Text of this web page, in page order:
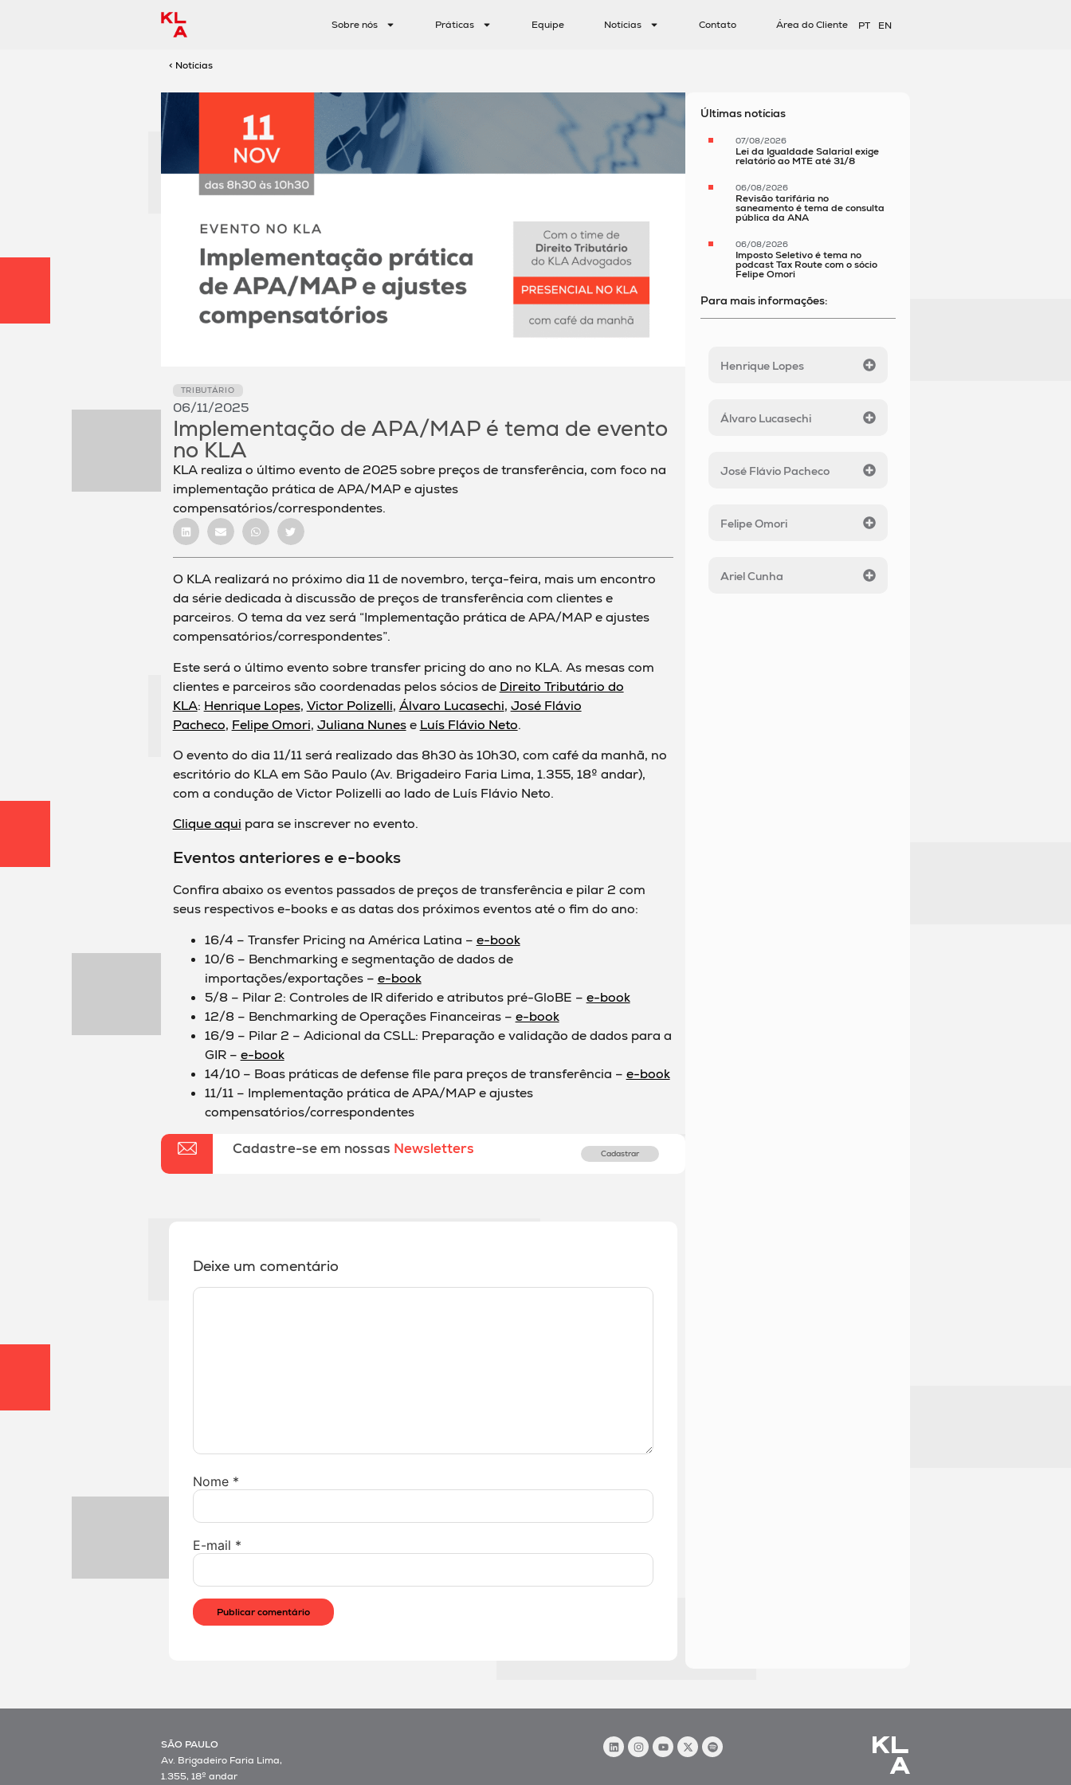
Sobre nós Práticas Equipe Notícias Contato Área do Cliente PT EN
< Notícias
TRIBUTÁRIO
06/11/2025
Implementação de APA/MAP é tema de evento
no KLA
KLA realiza o último evento de 2025 sobre preços de transferência, com foco na
implementação prática de APA/MAP e ajustes
compensatórios/correspondentes.
O KLA realizará no próximo dia 11 de novembro, terça-feira, mais um encontro
da série dedicada à discussão de preços de transferência com clientes e
parceiros. O tema da vez será “Implementação prática de APA/MAP e ajustes
compensatórios/correspondentes”.
Este será o último evento sobre transfer pricing do ano no KLA. As mesas com
clientes e parceiros são coordenadas pelos sócios de Direito Tributário do
KLA: Henrique Lopes, Victor Polizelli, Álvaro Lucasechi, José Flávio
Pacheco, Felipe Omori, Juliana Nunese Luís Flávio Neto.
O evento do dia 11/11 será realizado das 8h30 às 10h30, com café da manhã, no
escritório do KLA em São Paulo (Av. Brigadeiro Faria Lima, 1.355, 18º andar),
com a condução de Victor Polizelli ao lado de Luís Flávio Neto.
Clique aqui para se inscrever no evento.
Eventos anteriores e e-books
Confira abaixo os eventos passados de preços de transferência e pilar 2 com
seus respectivos e-books e as datas dos próximos eventos até o fim do ano:
16/4 – Transfer Pricing na América Latina – e-book
10/6 – Benchmarking e segmentação de dados de
importações/exportações – e-book
5/8 – Pilar 2: Controles de IR diferido e atributos pré-GloBE – e-book
12/8 – Benchmarking de Operações Financeiras – e-book
16/9 – Pilar 2 – Adicional da CSLL: Preparação e validação de dados para a
GIR – e-book
14/10 – Boas práticas de defense file para preços de transferência – e-book
11/11 – Implementação prática de APA/MAP e ajustes
compensatórios/correspondentes
Cadastre-se em nossas Newsletters Cadastrar
Deixe um comentário
Nome *
E-mail *
Últimas notícias
07/08/2026
Lei da Igualdade Salarial exige
relatório ao MTE até 31/8
06/08/2026
Revisão tarifária no
saneamento é tema de consulta
pública da ANA
06/08/2026
Imposto Seletivo é tema no
podcast Tax Route com o sócio
Felipe Omori
Para mais informações:
Henrique Lopes
Álvaro Lucasechi
José Flávio Pacheco
Felipe Omori
Ariel Cunha
SÃO PAULO
Av. Brigadeiro Faria Lima,
1.355, 18º andar